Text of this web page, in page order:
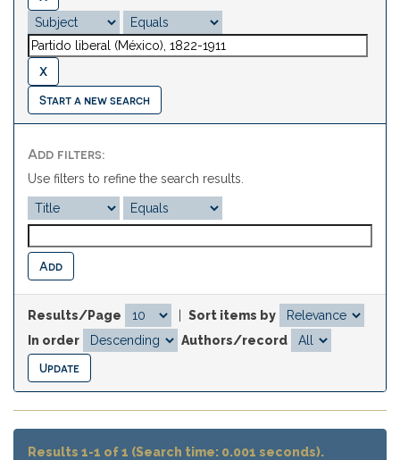
Start a new search
Add filters:
Use filters to refine the search results.
Results/Page
Sort items by
In order
Authors/record
Results 1-1 of 1 (Search time: 0.001 seconds).